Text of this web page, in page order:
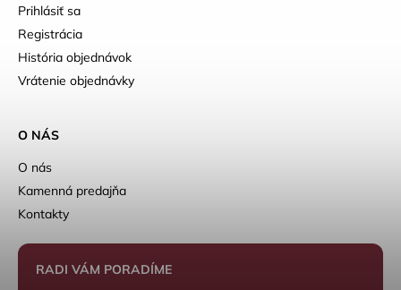
Prihlásiť sa
Registrácia
História objednávok
Vrátenie objednávky
O NÁS
O nás
Kamenná predajňa
Kontakty
RADI VÁM PORADÍME